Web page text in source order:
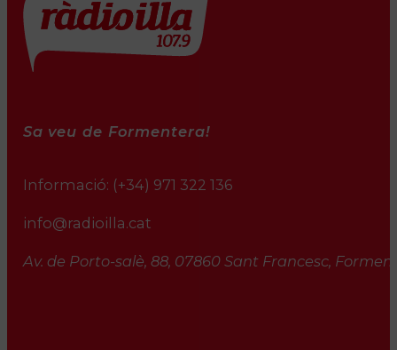
Sa veu de Formentera!
Informació: (+34) 971 322 136
info@radioilla.cat
Av. de Porto-salè, 88, 07860 Sant Francesc,